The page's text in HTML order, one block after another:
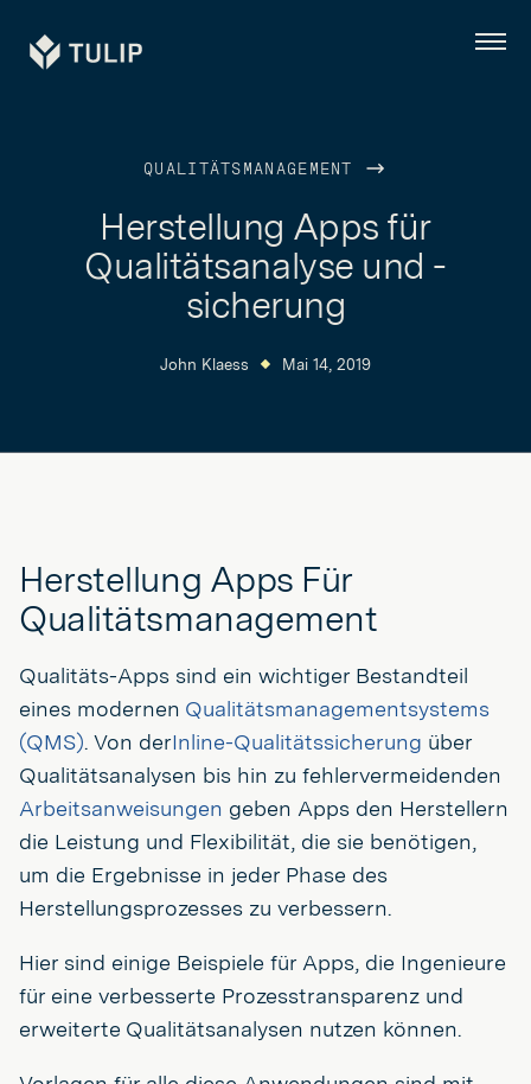
Tulip Menü
QUALITÄTSMANAGEMENT
Herstellung Apps für
Qualitätsanalyse und -
sicherung
John Klaess Mai 14, 2019
Herstellung Apps Für
Qualitätsmanagement
Qualitäts-Apps sind ein wichtiger Bestandteil
eines modernen Qualitätsmanagementsystems
(QMS). Von derInline-Qualitätssicherung über
Qualitätsanalysen bis hin zu fehlervermeidenden
Arbeitsanweisungen geben Apps den Herstellern
die Leistung und Flexibilität, die sie benötigen,
um die Ergebnisse in jeder Phase des
Herstellungsprozesses zu verbessern.
Hier sind einige Beispiele für Apps, die Ingenieure
für eine verbesserte Prozesstransparenz und
erweiterte Qualitätsanalysen nutzen können.